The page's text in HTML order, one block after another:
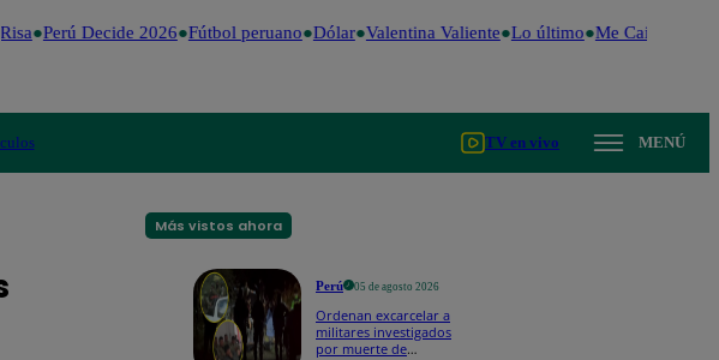
Perú Decide 2026 Fútbol peruano Dólar Valentina Valiente Lo último Me Caigo de Risa
TV en vivo MENÚ
Más vistos ahora
Perú 05 de agosto 2026
Ordenan excarcelar a
militares investigados
por muerte de